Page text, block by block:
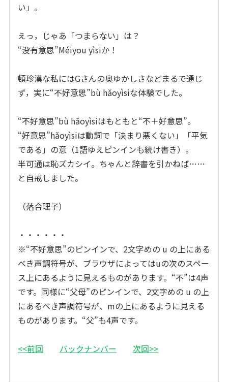
い」。
えっ，じゃあ「つまらない」は？
“没有意思”Méiyou yìsiか！
頓珍漢な私にはGさんの奥ゆかしさなどまるで通じ
ず，実に“不好意思”bù hǎoyìsiな体験でした。
“不好意思”bù hǎoyìsiはもともと“不＋好意思”。
“好意思”hǎoyìsiは動詞で「決まり悪くない」「平気
である」の意（1語ゆえピンインも続け書き）。
半可通は恥ズカシイ。ちゃんと辞書を引かねば……
と自戒しました。
（落合理子）
・・・・・・
※“不好意思”のピンインで、2文字めの u の上にある
べき声調符号が、ブラウザによってはuの次のスペー
ス上にあるように見えるものがあります。“不”は4声
です。同様に“父母”のピンインで、2文字めの u の上
にあるべき声調符号が、mの上にあるように見える
ものがあります。“父”も4声です。
<<前回 バックナンバー 次回>>